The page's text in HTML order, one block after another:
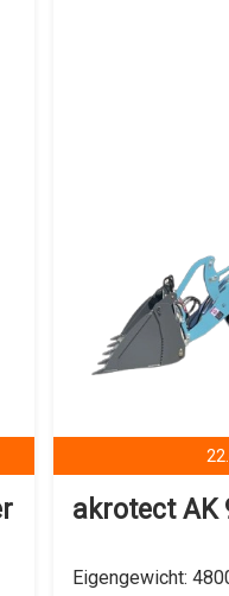
akrotect AK
Eigengewicht: